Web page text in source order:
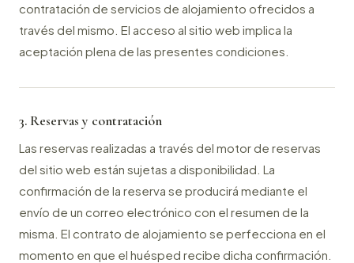
contratación de servicios de alojamiento ofrecidos a
través del mismo. El acceso al sitio web implica la
aceptación plena de las presentes condiciones.
3. Reservas y contratación
Las reservas realizadas a través del motor de reservas
del sitio web están sujetas a disponibilidad. La
confirmación de la reserva se producirá mediante el
envío de un correo electrónico con el resumen de la
misma. El contrato de alojamiento se perfecciona en el
momento en que el huésped recibe dicha confirmación.